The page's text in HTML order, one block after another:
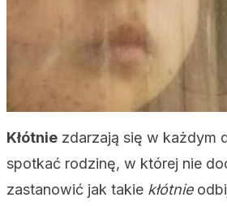
Kłótnie zdarzają się w każdym
spotkać rodzinę, w której nie
zastanowić jak takie kłótnie